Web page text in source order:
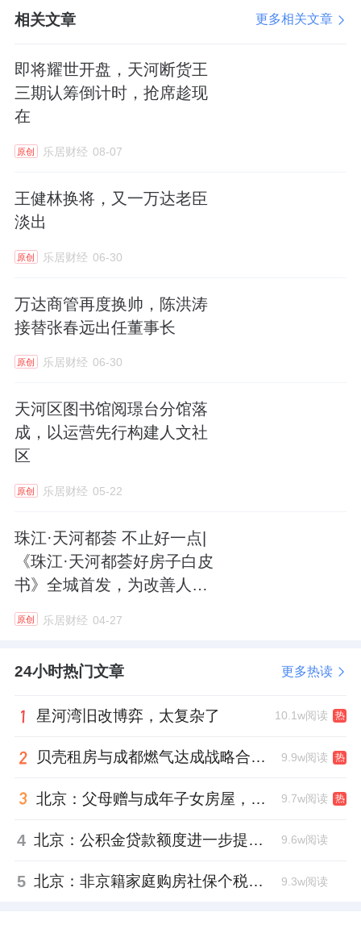
外界普遍认为，富力2017年收购
店，是导致其在行业深度调整期里，流动性承
有大笔资金的投入，才能获得后续的收益。
富力最终没有兜住。
2025年以来，它手上的多家酒店，被司法拍
卖。这其中，包括郑州富力万达文华酒店、泉
州富力万达文华酒店、长沙富力万达文华酒店
在阿里资产平台上，不久前被挂出来的，还有
安徽阜阳富力万达嘉华酒店、亳州富力万达嘉
华酒店等，两者的起拍价分别约1.54亿和1.25
除了被动拍卖之外，富力还持续主动卖项目。
比如，2024年2月，富力地产宣布，出售位于
英国伦敦的两座大楼River Tower及City
万达手中收购的项目。
而早在2025年11月，便有消息传出，广州天河
珠江新城核心商圈五星级酒店广州康莱德酒
元，业主方承诺收益率不低于5%。
直到近日，富力正式官宣出售广州富景房地产
相关文章 更多相关文章
即将耀世开盘，天河断货王
三期认筹倒计时，抢席趁现
在
原创 乐居财经 08-07
王健林换将，又一万达老臣
淡出
原创 乐居财经 06-30
万达商管再度换帅，陈洪涛
接替张春远出任董事长
原创 乐居财经 06-30
天河区图书馆阅璟台分馆落
成，以运营先行构建人文社
区
原创 乐居财经 05-22
珠江·天河都荟 不止好一点|
《珠江·天河都荟好房子白皮
书》全城首发，为改善人居
提供"珠实方案"
原创 乐居财经 04-27
24小时热门文章 更多热读
星河湾旧改博弈，太复杂了 10.1w阅读 热
贝壳租房与成都燃气达成战略合作 打通安全巡检“最后一米” 9.9w阅读 热
北京：父母赠与成年子女房屋，不再核验子女的购房资格 9.7w阅读 热
4 北京：公积金贷款额度进一步提高、最高可贷340万元 9.6w阅读
5 北京：非京籍家庭购房社保个税缴纳年限下调为一年 9.3w阅读